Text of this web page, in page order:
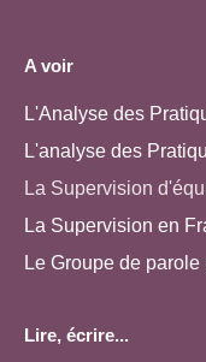
A voir
L'Analyse des
L'analyse des
La Supervision
La Supervision en
Le Groupe de parole
Lire, écrire...